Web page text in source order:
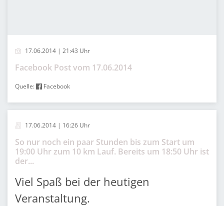
17.06.2014 | 21:43 Uhr
Facebook Post vom 17.06.2014
Quelle: Facebook
17.06.2014 | 16:26 Uhr
So nur noch ein paar Stunden bis zum Start um
19:00 Uhr zum 10 km Lauf. Bereits um 18:50 Uhr ist
der...
Viel Spaß bei der heutigen
Veranstaltung.